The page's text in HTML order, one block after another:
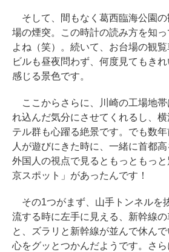
そして、間もなく葛西臨海公園の
場の煙突。この時計の読み方を知
よね（笑）。続いて、お台場の観
ビルも昼夜問わず、何度見てもき
感じる景色です。
ここからさらに、川崎の工場地
れ込んだ気分にさせてくれるし、
テル群も心躍る絶景です。でも数
人が遊びにきた時に、一緒に首都高
外国人の視点で見るともっともっ
京スポット」があったんです！
その1つがまず、山手トンネルを
流する時に左手に見える、新幹線
と、ズラリと新幹線が並んで休ん
心をグッとつかんだようです。さ